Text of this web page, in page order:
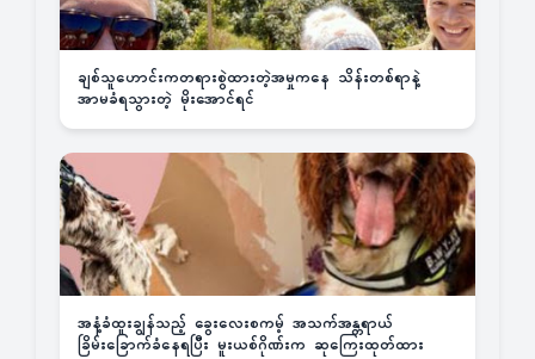
ချစ်သူဟောင်းကတရားစွဲထားတဲ့အမှုကနေ သိန်းတစ်ရာနဲ့
အာမခံရသွားတဲ့ မိုးအောင်ရင်
အနံ့ခံထူးချွန်သည့် ခွေးလေးစကမ့် အသက်အန္တရာယ်
ခြိမ်းခြောက်ခံနေရပြီး မူးယစ်ဂိုဏ်းက ဆုကြေးထုတ်ထား